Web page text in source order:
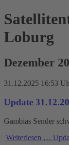
Loburg
Dezember
31.12.2025 16:53
Update
Gambias Sender
Weiterlesen …